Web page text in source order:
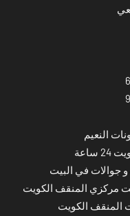
النعيم
جوالات في البيت
مركزي المنقف الكويت
المنقف الكويت